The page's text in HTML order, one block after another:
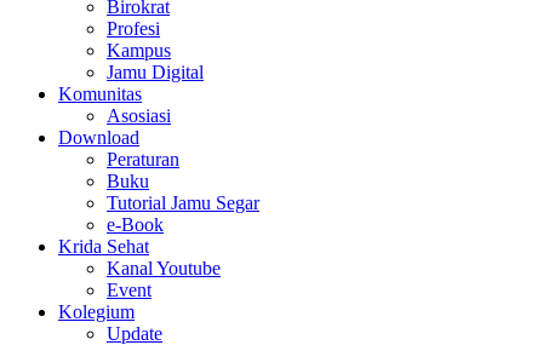
Birokrat
Profesi
Kampus
Jamu Digital
Komunitas
Asosiasi
Download
Peraturan
Buku
Tutorial Jamu Segar
e-Book
Krida Sehat
Kanal Youtube
Event
Kolegium
Update